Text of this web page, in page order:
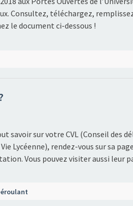
Consultez, téléchargez,
le document ci-dessous !
savoir sur votre CVL (Conseil des
Lycéenne), rendez-vous sur sa
Vous pouvez visiter aussi leur